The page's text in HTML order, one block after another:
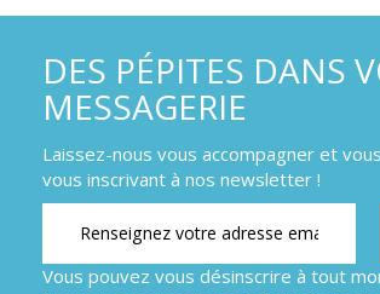
DES PÉPITES DANS
MESSAGERIE
Laissez-nous vous accompagner et
vous inscrivant à nos newsletter !
Vous pouvez vous désinscrire à tout